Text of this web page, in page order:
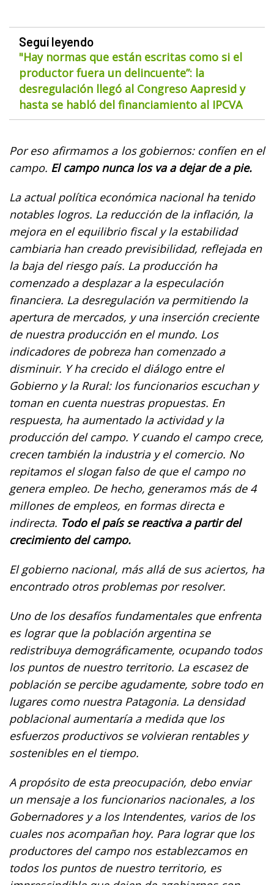
Seguí leyendo
"Hay normas que están escritas como si el
productor fuera un delincuente”: la
desregulación llegó al Congreso Aapresid y
hasta se habló del financiamiento al IPCVA
Por eso afirmamos a los gobiernos: confíen en el
campo. El campo nunca los va a dejar de a pie.
La actual política económica nacional ha tenido
notables logros. La reducción de la inflación, la
mejora en el equilibrio fiscal y la estabilidad
cambiaria han creado previsibilidad, reflejada en
la baja del riesgo país. La producción ha
comenzado a desplazar a la especulación
financiera. La desregulación va permitiendo la
apertura de mercados, y una inserción creciente
de nuestra producción en el mundo. Los
indicadores de pobreza han comenzado a
disminuir. Y ha crecido el diálogo entre el
Gobierno y la Rural: los funcionarios escuchan y
toman en cuenta nuestras propuestas. En
respuesta, ha aumentado la actividad y la
producción del campo. Y cuando el campo crece,
crecen también la industria y el comercio. No
repitamos el slogan falso de que el campo no
genera empleo. De hecho, generamos más de 4
millones de empleos, en formas directa e
indirecta. Todo el país se reactiva a partir del
crecimiento del campo.
El gobierno nacional, más allá de sus aciertos, ha
encontrado otros problemas por resolver.
Uno de los desafíos fundamentales que enfrenta
es lograr que la población argentina se
redistribuya demográficamente, ocupando todos
los puntos de nuestro territorio. La escasez de
población se percibe agudamente, sobre todo en
lugares como nuestra Patagonia. La densidad
poblacional aumentaría a medida que los
esfuerzos productivos se volvieran rentables y
sostenibles en el tiempo.
A propósito de esta preocupación, debo enviar
un mensaje a los funcionarios nacionales, a los
Gobernadores y a los Intendentes, varios de los
cuales nos acompañan hoy. Para lograr que los
productores del campo nos establezcamos en
todos los puntos de nuestro territorio, es